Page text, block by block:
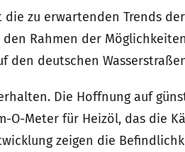
zu erwartenden Trends
Rahmen der
deutschen
Die Hoffnung auf
O-Meter für Heizöl, das die
zeigen die